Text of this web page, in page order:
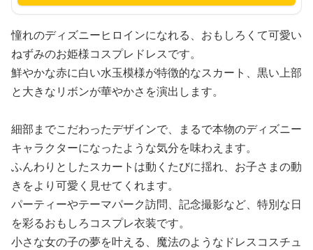
憧れのディズニーヒロインになれる、おもしろくて可愛い
ねずみのお姫様コスプレドレスです。
鮮やかな赤に白い水玉模様が特徴的なスカート、黒い上部
と大きなリボンが華やかさを演出します。
細部までこだわったデザインで、まるで本物のディズニー
キャラクターになったような気分を味わえます。
ふんわりとしたスカートは動くたびに揺れ、お子さまの動
きをより可愛く見せてくれます。
パーティーやテーマパーク訪問、記念撮影など、特別な日
を彩るおもしろコスプレ衣装です。
小さな女の子の夢を叶える、魔法のようなドレスコスチュ